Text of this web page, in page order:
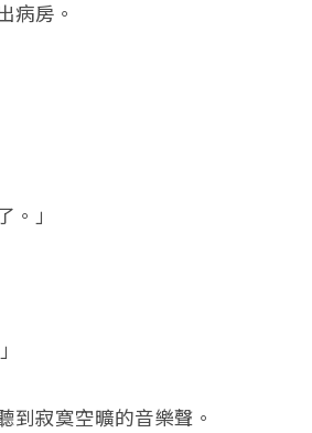
病房。
。」
到寂寞空曠的音樂聲。